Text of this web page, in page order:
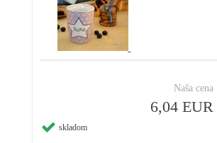
Naša cena
6,04 EUR
skladom